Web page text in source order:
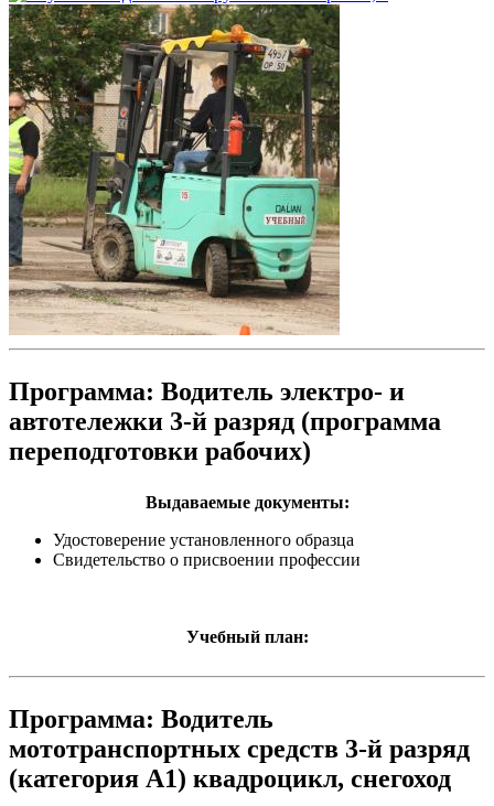
Программа: Водитель электро- и
автотележки 3-й разряд (программа
переподготовки рабочих)
Выдаваемые документы:
Удостоверение установленного образца
Свидетельство о присвоении профессии
Учебный план:
Программа: Водитель
мототранспортных средств 3-й разряд
(категория А1) квадроцикл, снегоход